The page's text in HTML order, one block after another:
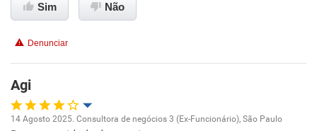
Benefícios
Recomenda esta empresa
Recomenda a diretoria
Sim Não
Denunciar
Agi
14 Agosto 2025. Consultora de negócios 3 (Ex-Funcionário), São Paulo